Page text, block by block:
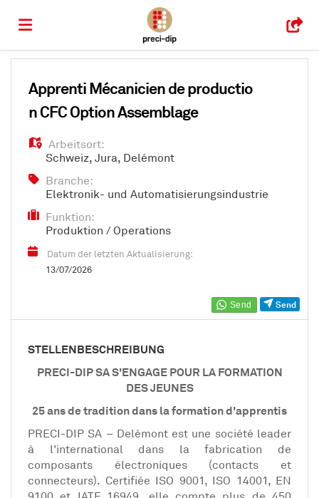
Stellen
Lebenslauf
hochladen
Anmelden
Sprache
EN
FR
DE
Send
Apprenti Mécanicien de productio
n CFC Option Assemblage
Arbeitsort:
Schweiz, Jura, Delémont
Branche:
Elektronik- und Automatisierungsindustrie
Funktion:
Produktion / Operations
Datum der letzten Aktualisierung:
13/07/2026
STELLENBESCHREIBUNG
PRECI-DIP SA S'ENGAGE POUR LA FORMATION
DES JEUNES
25 ans de tradition dans la formation d'apprentis
PRECI-DIP SA – Delémont est une société leader
à l'international dans la fabrication de
composants électroniques (contacts et
connecteurs). Certifiée ISO 9001, ISO 14001, EN